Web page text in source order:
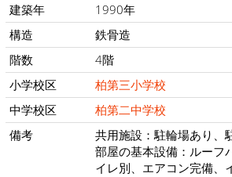
建築年
1990年
構造
鉄骨造
階数
4階
小学校区
柏第三小学校
中学校区
柏第二中学校
備考
共用施設：駐輪場あり、
部屋の基本設備：ルーフ
イレ別、エアコン完備、